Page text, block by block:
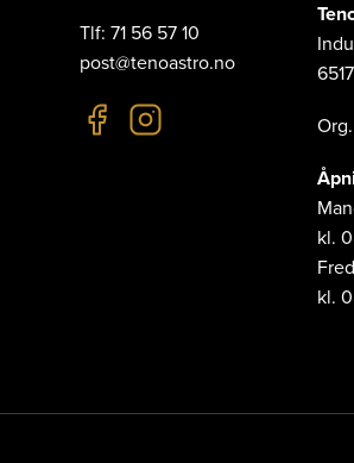
Tlf: 71 56 57 10
post@tenoastro.no
kl.
kl.